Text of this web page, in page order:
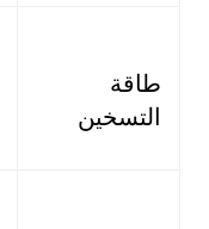
طاقة
التسخين